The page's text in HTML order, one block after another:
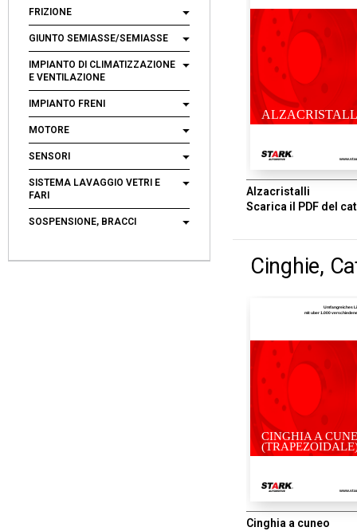
FRIZIONE
GIUNTO SEMIASSE/SEMIASSE
IMPIANTO DI CLIMATIZZAZIONE
E VENTILAZIONE
IMPIANTO FRENI
MOTORE
SENSORI
SISTEMA LAVAGGIO VETRI E
FARI
SOSPENSIONE, BRACCI
Alzacristalli
Scarica il PDF del
Cinghie,
Umfangreiches
mit uber 1.000
CINGHIA A
Cinghia a cuneo